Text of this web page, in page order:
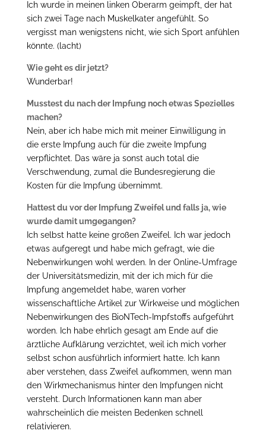
Ich wurde in meinen linken Oberarm geimpft, der hat
sich zwei Tage nach Muskelkater angefühlt. So
vergisst man wenigstens nicht, wie sich Sport anfühlen
könnte. (lacht)
Wie geht es dir jetzt?
Wunderbar!
Musstest du nach der Impfung noch etwas Spezielles
machen?
Nein, aber ich habe mich mit meiner Einwilligung in
die erste Impfung auch für die zweite Impfung
verpflichtet. Das wäre ja sonst auch total die
Verschwendung, zumal die Bundesregierung die
Kosten für die Impfung übernimmt.
Hattest du vor der Impfung Zweifel und falls ja, wie
wurde damit umgegangen?
Ich selbst hatte keine großen Zweifel. Ich war jedoch
etwas aufgeregt und habe mich gefragt, wie die
Nebenwirkungen wohl werden. In der Online-Umfrage
der Universitätsmedizin, mit der ich mich für die
Impfung angemeldet habe, waren vorher
wissenschaftliche Artikel zur Wirkweise und möglichen
Nebenwirkungen des BioNTech-Impfstoffs aufgeführt
worden. Ich habe ehrlich gesagt am Ende auf die
ärztliche Aufklärung verzichtet, weil ich mich vorher
selbst schon ausführlich informiert hatte. Ich kann
aber verstehen, dass Zweifel aufkommen, wenn man
den Wirkmechanismus hinter den Impfungen nicht
versteht. Durch Informationen kann man aber
wahrscheinlich die meisten Bedenken schnell
relativieren.